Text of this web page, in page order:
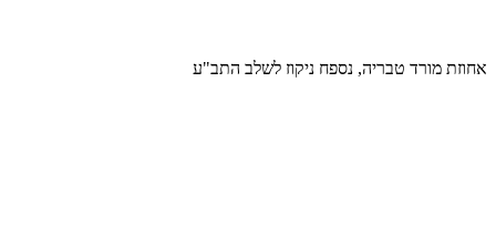
אחוזת מורד טבריה, נספח ניקוז לשלב התב"ע